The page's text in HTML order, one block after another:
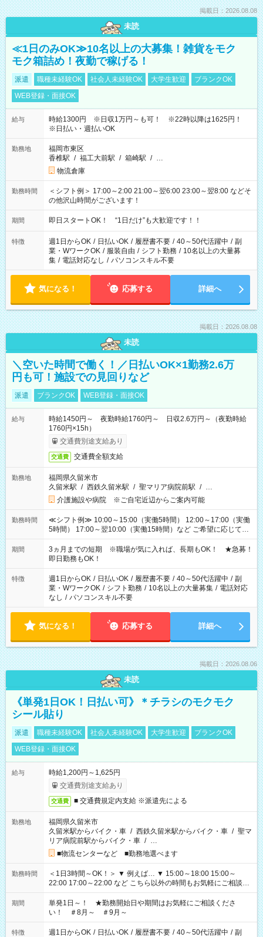
掲載日：2026.08.08
未読
≪1日のみOK≫10名以上の大募集！雑貨をモク
モク箱詰め！夜勤で稼げる！
派遣 職種未経験OK 社会人未経験OK 大学生歓迎
ブランクOK
WEB登録・面接OK
給与
時給1300円 ※日収1万円～も可！ ※22時以降は1625円！
※日払い・週払いOK
勤務地
福岡市東区
香椎駅 / 福工大前駅 / 箱崎駅 / …
物流倉庫
勤務時間
＜シフト例＞ 17:00～2:00 21:00～翌6:00 23:00～翌8:00 などそ
の他沢山時間がございます！
期間 即日スタートOK！ “1日だけ”も大歓迎です！！
特徴 週1日からOK / 日払いOK / 履歴書不要 / 40～50代活躍中 / 副
業・WワークOK / 服装自由 / シフト勤務 / 10名以上の大量募
集 / 電話対応なし / パソコンスキル不要
気になる！ 応募する 詳細へ
掲載日：2026.08.08
未読
＼空いた時間で働く！／日払いOK×1勤務2.6万
円も可！施設での見回りなど
派遣 ブランクOK WEB登録・面接OK
給与
時給1450円～ 夜勤時給1760円～ 日収2.6万円～（夜勤時給
1760円×15h）
交通費別途支給あり
交通費 交通費全額支給
勤務地
福岡県久留米市
久留米駅 / 西鉄久留米駅 / 聖マリア病院前駅 / …
介護施設や病院 ※ご自宅近辺からご案内可能
勤務時間
≪シフト例≫ 10:00～15:00（実働5時間） 12:00～17:00（実働
5時間） 17:00～翌10:00（実働15時間）など ご希望に応じて、
働く時間は調整できます！ お気軽に担当へ相談ください！
期間
3ヵ月までの短期 ※職場が気に入れば、長期もOK！ ★急募！
即日勤務もOK！
特徴 週1日からOK / 日払いOK / 履歴書不要 / 40～50代活躍中 / 副
業・WワークOK / シフト勤務 / 10名以上の大量募集 / 電話対応
なし / パソコンスキル不要
気になる！ 応募する 詳細へ
掲載日：2026.08.06
未読
《単発1日OK！日払い可》＊チラシのモクモク
シール貼り
派遣 職種未経験OK 社会人未経験OK 大学生歓迎
ブランクOK
WEB登録・面接OK
給与
時給1,200円～1,625円
交通費別途支給あり
交通費 ■ 交通費規定内支給 ※派遣先による
勤務地
福岡県久留米市
久留米駅からバイク・車 / 西鉄久留米駅からバイク・車 / 聖マ
リア病院前駅からバイク・車 / …
■物流センターなど ■勤務地選べます
勤務時間
＜1日3時間～OK！＞ ▼ 例えば… ▼ 15:00～18:00 15:00～
22:00 17:00～22:00 など こちら以外の時間もお気軽にご相談く
ださい！
期間
単発1日～！ ★勤務開始日や期間はお気軽にご相談くださ
い！ ＃8月～ ＃9月～
特徴 週1日からOK / 日払いOK / 履歴書不要 / 40～50代活躍中 / 副